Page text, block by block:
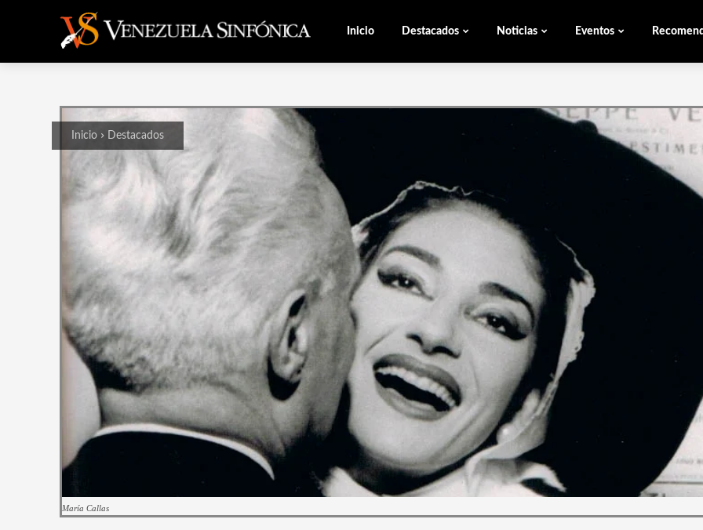
Inicio Destacados Noticias Eventos
Inicio Destacados
María Callas